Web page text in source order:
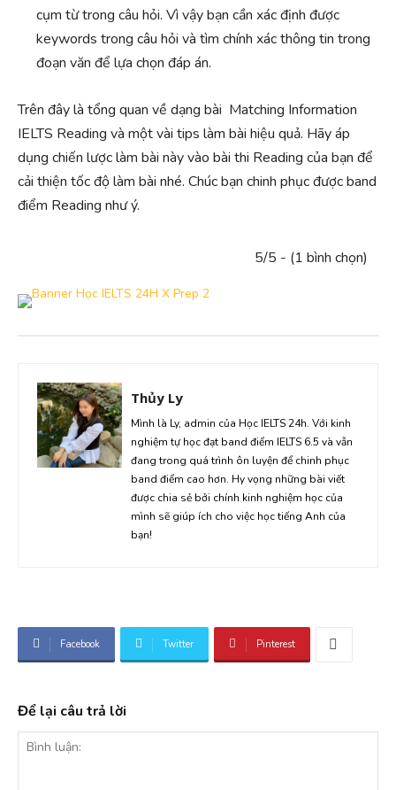
cụm từ trong câu hỏi. Vì vậy bạn cần xác định được
keywords trong câu hỏi và tìm chính xác thông tin trong
đoạn văn để lựa chọn đáp án.
Trên đây là tổng quan về dạng bài Matching Information
IELTS Reading và một vài tips làm bài hiệu quả. Hãy áp
dụng chiến lược làm bài này vào bài thi Reading của bạn để
cải thiện tốc độ làm bài nhé. Chúc bạn chinh phục được band
điểm Reading như ý.
5/5 - (1 bình chọn)
Thủy Ly
Mình là Ly, admin của Học IELTS 24h. Với kinh
nghiệm tự học đạt band điểm IELTS 6.5 và vẫn
đang trong quá trình ôn luyện để chinh phục
band điểm cao hơn. Hy vọng những bài viết
được chia sẻ bởi chính kinh nghiệm học của
mình sẽ giúp ích cho việc học tiếng Anh của
bạn!
Facebook Twitter Pinterest
Để lại câu trả lời